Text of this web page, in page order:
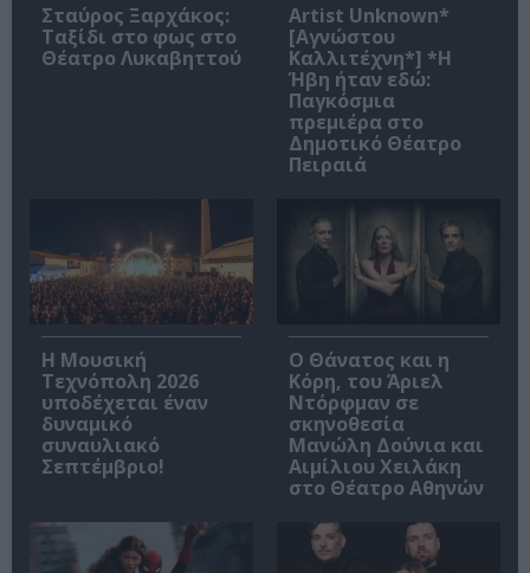
Σταύρος Ξαρχάκος:
Ταξίδι στο φως στο
Θέατρο Λυκαβηττού
Artist Unknown*
[Αγνώστου
Καλλιτέχνη*] *Η
Ήβη ήταν εδώ:
Παγκόσμια
πρεμιέρα στο
Δημοτικό Θέατρο
Πειραιά
Η Μουσική
Τεχνόπολη 2026
υποδέχεται έναν
δυναμικό
συναυλιακό
Σεπτέμβριο!
Ο Θάνατος και η
Κόρη, του Άριελ
Ντόρφμαν σε
σκηνοθεσία
Μανώλη Δούνια και
Αιμίλιου Χειλάκη
στο Θέατρο Αθηνών